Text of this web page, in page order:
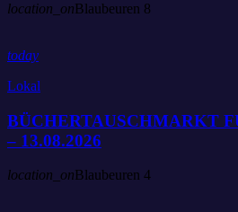
location_onBlaubeuren 8
today
Lokal
BÜCHERTAUSCHMARKT
– 13.08.2026
location_on Blaubeuren 4